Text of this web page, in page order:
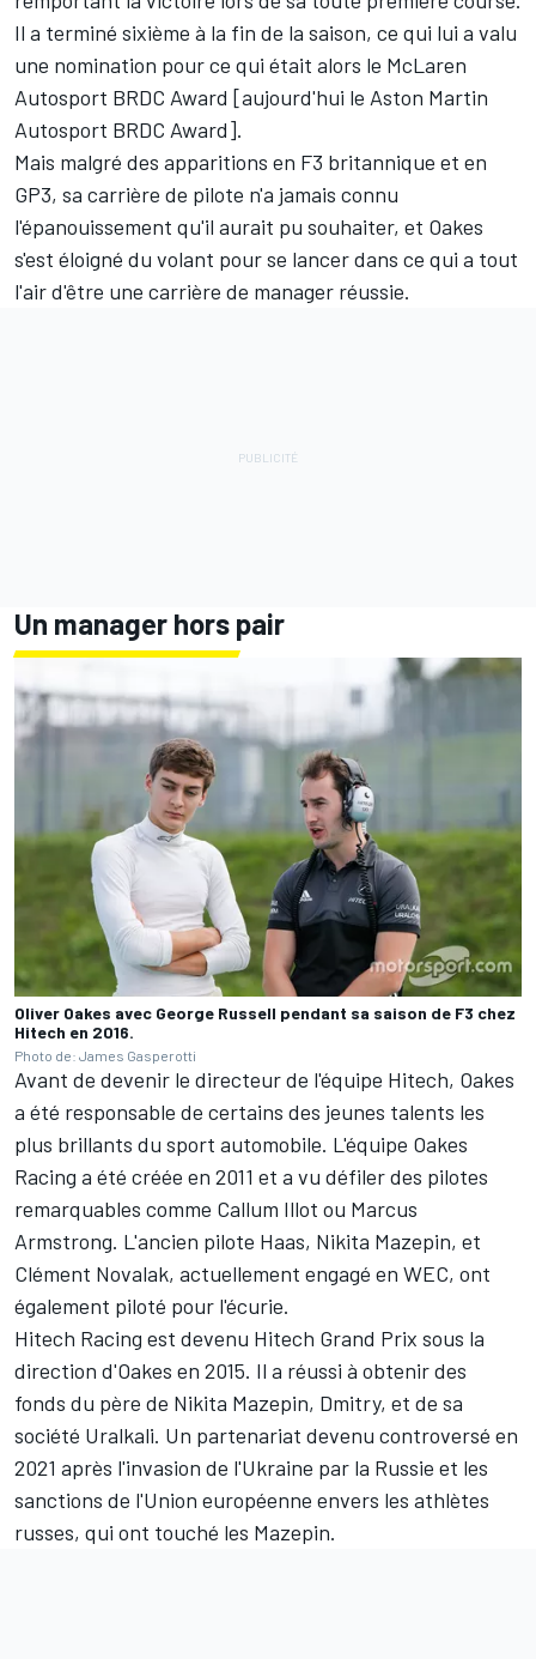
Il a terminé sixième à la fin de la saison, ce qui lui a valu
une nomination pour ce qui était alors le McLaren
Autosport BRDC Award [aujourd'hui le Aston Martin
Autosport BRDC Award].
Mais malgré des apparitions en F3 britannique et en
GP3, sa carrière de pilote n'a jamais connu
l'épanouissement qu'il aurait pu souhaiter, et Oakes
s'est éloigné du volant pour se lancer dans ce qui a tout
l'air d'être une carrière de manager réussie.
Un manager hors pair
Oliver Oakes avec George Russell pendant sa saison de F3 chez
Hitech en 2016.
Photo de: James Gasperotti
Avant de devenir le directeur de l'équipe Hitech, Oakes
a été responsable de certains des jeunes talents les
plus brillants du sport automobile. L'équipe Oakes
Racing a été créée en 2011 et a vu défiler des pilotes
remarquables comme Callum Illot ou Marcus
Armstrong. L'ancien pilote Haas, Nikita Mazepin, et
Clément Novalak, actuellement engagé en WEC, ont ​​
également piloté pour l'écurie.
Hitech Racing est devenu Hitech Grand Prix sous la
direction d'Oakes en 2015. Il a réussi à obtenir des
fonds du père de Nikita Mazepin, Dmitry, et de sa
société Uralkali. Un partenariat devenu controversé en
2021 après l'invasion de l'Ukraine par la Russie et les
sanctions de l'Union européenne envers les athlètes
russes, qui ont touché les Mazepin.